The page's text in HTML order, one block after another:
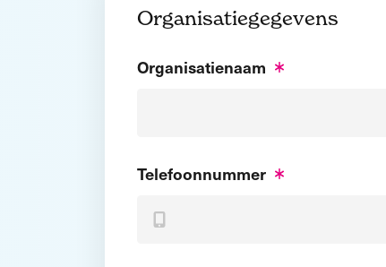
Organisatiegegevens
Organisatienaam
Telefoonnummer